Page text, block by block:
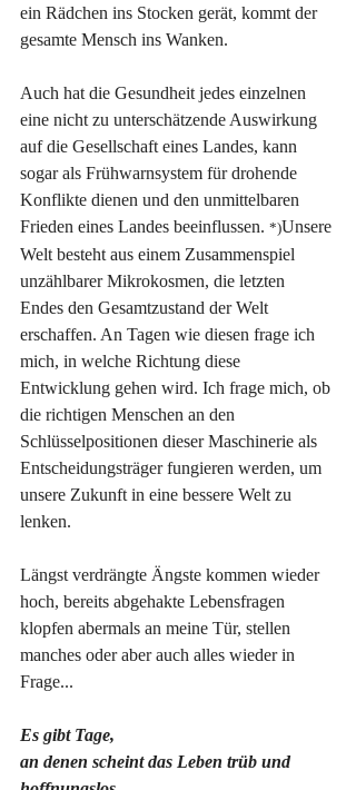
ein Rädchen ins Stocken gerät, kommt der
gesamte Mensch ins Wanken.
Auch hat die Gesundheit jedes einzelnen
eine nicht zu unterschätzende Auswirkung
auf die Gesellschaft eines Landes, kann
sogar als Frühwarnsystem für drohende
Konflikte dienen und den unmittelbaren
Frieden eines Landes beeinflussen. *)Unsere
Welt besteht aus einem Zusammenspiel
unzählbarer Mikrokosmen, die letzten
Endes den Gesamtzustand der Welt
erschaffen. An Tagen wie diesen frage ich
mich, in welche Richtung diese
Entwicklung gehen wird. Ich frage mich, ob
die richtigen Menschen an den
Schlüsselpositionen dieser Maschinerie als
Entscheidungsträger fungieren werden, um
unsere Zukunft in eine bessere Welt zu
lenken.
Längst verdrängte Ängste kommen wieder
hoch, bereits abgehakte Lebensfragen
klopfen abermals an meine Tür, stellen
manches oder aber auch alles wieder in
Frage...
Es gibt Tage,
an denen scheint das Leben trüb und